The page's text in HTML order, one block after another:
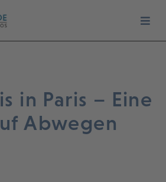
in Paris – Eine
Abwegen